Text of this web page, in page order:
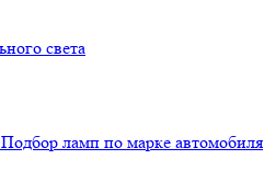
Подбор ламп по марке автомобиля